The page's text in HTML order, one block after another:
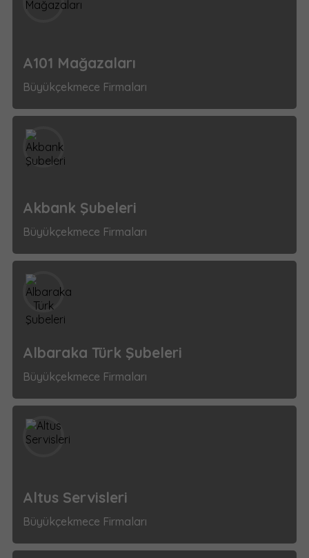
A101 Mağazaları
Büyükçekmece Firmaları
Akbank Şubeleri
Büyükçekmece Firmaları
Albaraka Türk Şubeleri
Büyükçekmece Firmaları
Altus Servisleri
Büyükçekmece Firmaları